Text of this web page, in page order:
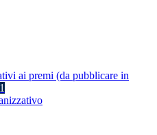
ai premi (da pubblicare in
1